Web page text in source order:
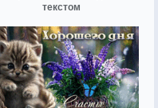
текстом